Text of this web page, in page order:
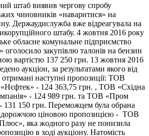
штаб виявив чергову спробу
чиновників «наваритися» на
Держаудислужба вже відреагувала на
штабу. 4 жовтня 2016 року
обласне комунальне підприємство
оголосило закупівлю талонів на бензин
вартістю 137 250 грн. 13 жовтня 2016
аукціон, за результатами якого від
отримані наступні пропозиції: ТОВ
- 124 363,75 грн. , ТОВ «Східна
- 124 989 грн. та ТОВ «Пром
150 грн. Переможцем була обрана
ціновою пропозицією - ТОВ
яка жодного разу не понизила
в ході аукціону. Натомість